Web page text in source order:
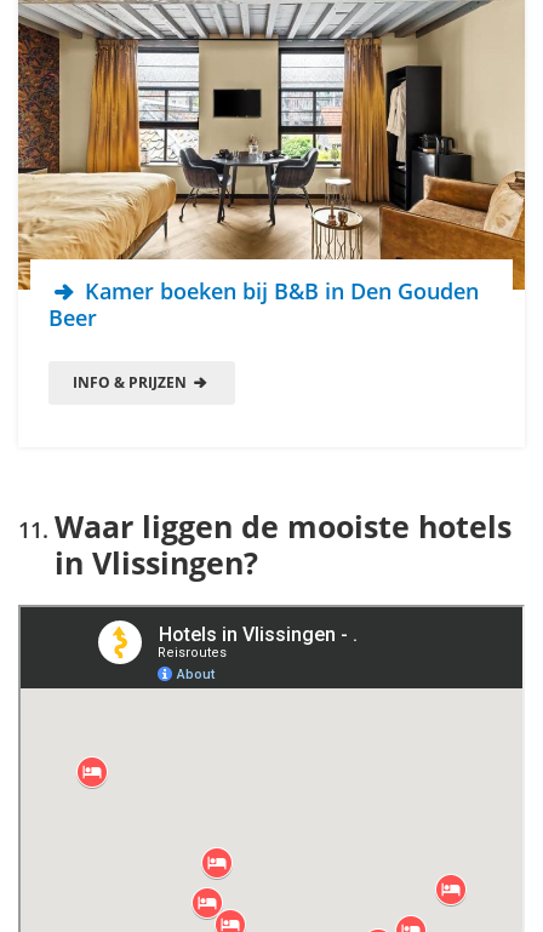
Kamer boeken bij B&B in Den Gouden
Beer
INFO & PRIJZEN
Waar liggen de mooiste hotels
in Vlissingen?